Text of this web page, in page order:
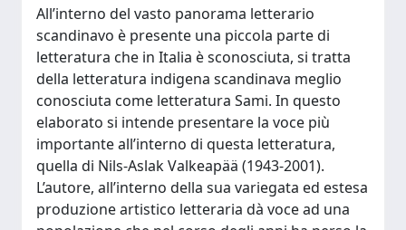
All’interno del vasto panorama letterario
scandinavo è presente una piccola parte di
letteratura che in Italia è sconosciuta, si tratta
della letteratura indigena scandinava meglio
conosciuta come letteratura Sami. In questo
elaborato si intende presentare la voce più
importante all’interno di questa letteratura,
quella di Nils-Aslak Valkeapää (1943-2001).
L’autore, all’interno della sua variegata ed estesa
produzione artistico letteraria dà voce ad una